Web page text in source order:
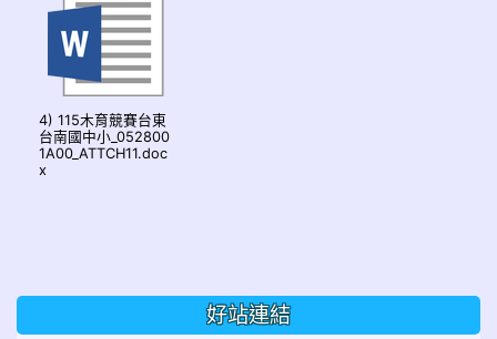
4) 115木育競賽台東
台南國中小_052800
1A00_ATTCH11.doc
x
好站連結